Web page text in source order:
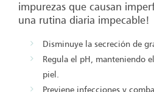
impurezas que causan
una rutina diaria impecable!
Disminuye la secreción de
Regula el pH, manteniendo
piel.
Previene infecciones y